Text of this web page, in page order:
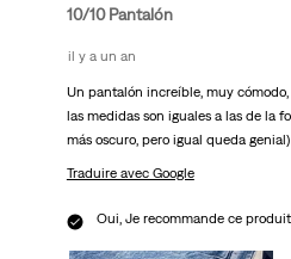
10/10 Pantalón
il y a un an
Un pantalón increíble, muy
las medidas son iguales a las de la
más oscuro, pero igual queda genial)
Traduire avec Google
Oui, Je recommande ce produit.